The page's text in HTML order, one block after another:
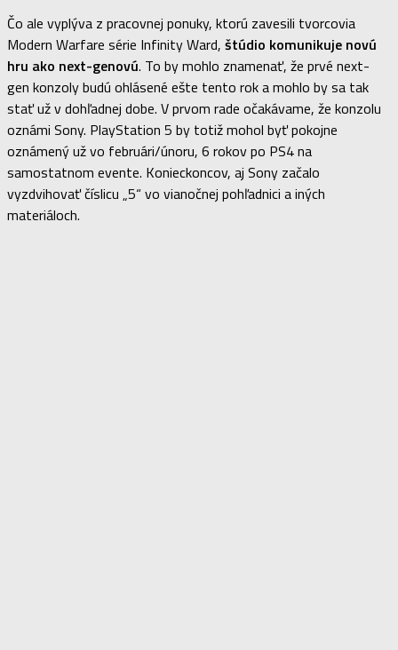
Čo ale vyplýva z pracovnej ponuky, ktorú zavesili tvorcovia
Modern Warfare série Infinity Ward, štúdio komunikuje novú
hru ako next-genovú. To by mohlo znamenať, že prvé next-
gen konzoly budú ohlásené ešte tento rok a mohlo by sa tak
stať už v dohľadnej dobe. V prvom rade očakávame, že konzolu
oznámi Sony. PlayStation 5 by totiž mohol byť pokojne
oznámený už vo februári/únoru, 6 rokov po PS4 na
samostatnom evente. Konieckoncov, aj Sony začalo
vyzdvihovať číslicu „5“ vo vianočnej pohľadnici a iných
materiáloch.